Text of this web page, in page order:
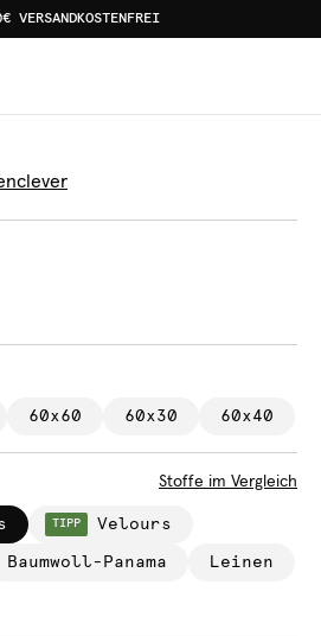
VERSANDKOSTENFREI
Kissen il limone
60x60 60x30 60x40
Stoffe im Vergleich
TIPP Velours
Baumwoll-Panama Leinen